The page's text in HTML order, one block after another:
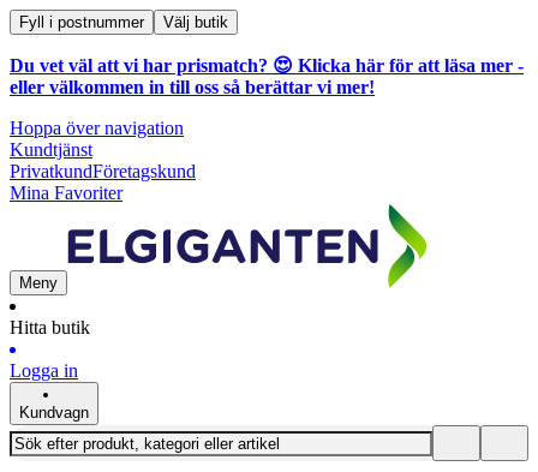
Fyll i postnummer Välj butik
Du vet väl att vi har prismatch? 😍 Klicka här för att läsa mer -
eller välkommen in till oss så berättar vi mer!
Hoppa över navigation
Kundtjänst
PrivatkundFöretagskund
Mina Favoriter
Meny
Hitta butik
Logga in
Kundvagn